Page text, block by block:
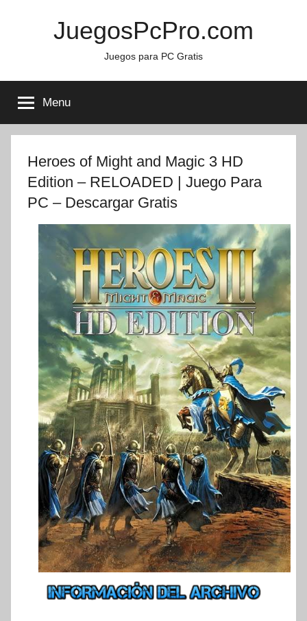
JuegosPcPro.com
Juegos para PC Gratis
Menu
Heroes of Might and Magic 3 HD
Edition – RELOADED | Juego Para
PC – Descargar Gratis